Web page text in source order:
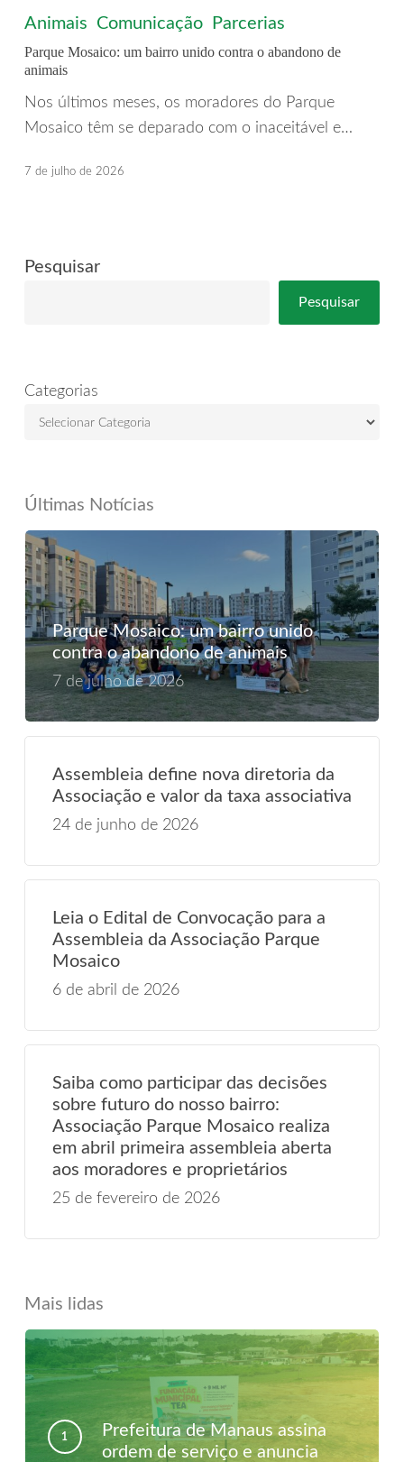
Mosaico:
bairro
unido
contra
abandono
Animais Comunicação Parcerias
Parque Mosaico: um bairro unido contra o abandono de
animais
Nos últimos meses, os moradores do Parque
Mosaico têm se deparado com o inaceitável e…
7 de julho de 2026
Pesquisar
Pesquisar
Categorias
Últimas Notícias
Parque Mosaico: um bairro unido
contra o abandono de animais
7 de julho de 2026
Assembleia define nova diretoria da
Associação e valor da taxa associativa
24 de junho de 2026
Leia o Edital de Convocação para a
Assembleia da Associação Parque
Mosaico
6 de abril de 2026
Saiba como participar das decisões
sobre futuro do nosso bairro:
Associação Parque Mosaico realiza
em abril primeira assembleia aberta
aos moradores e proprietários
25 de fevereiro de 2026
Mais lidas
Prefeitura de Manaus assina
ordem de serviço e anuncia